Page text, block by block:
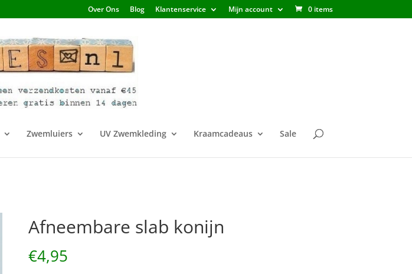
Over Ons Blog Klantenservice Mijn account 0 items
Zwemluiers UV Zwemkleding Kraamcadeaus Sale
Afneembare slab konijn
€4,95